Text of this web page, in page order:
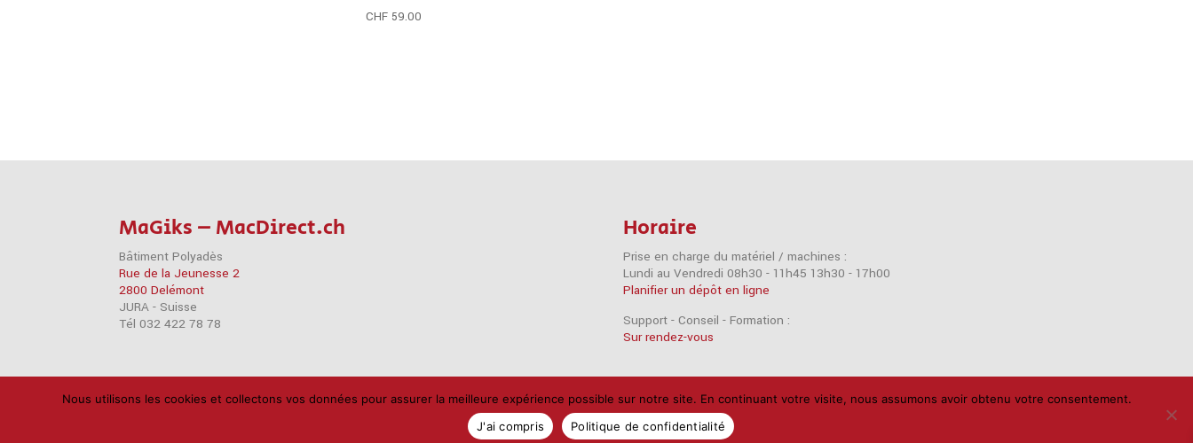
CHF 59.00
MaGiks – MacDirect.ch
Bâtiment Polyadès
Rue de la Jeunesse 2
2800 Delémont
JURA - Suisse
Tél 032 422 78 78
Horaire
Prise en charge du matériel / machines :
Lundi au Vendredi 08h30 - 11h45 13h30 - 17h00
Planifier un dépôt en ligne
Support - Conseil - Formation :
Sur rendez-vous
Câbles Disques durs Logiciels RAM Réseau
Nous utilisons les cookies et collectons vos données pour assurer la meilleure expérience possible sur notre site. En continuant votre visite, nous assumons avoir obtenu votre consentement.
J'ai compris
Politique de confidentialité